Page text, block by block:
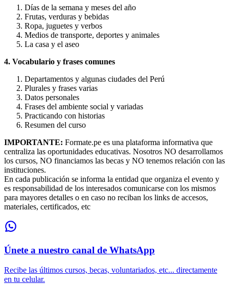
Días de la semana y meses del año
Frutas, verduras y bebidas
Ropa, juguetes y verbos
Medios de transporte, deportes y animales
La casa y el aseo
4. Vocabulario y frases comunes
Departamentos y algunas ciudades del Perú
Plurales y frases varias
Datos personales
Frases del ambiente social y variadas
Practicando con historias
Resumen del curso
IMPORTANTE: Formate.pe es una plataforma informativa que
centraliza las oportunidades educativas. Nosotros NO desarrollamos
los cursos, NO financiamos las becas y NO tenemos relación con las
instituciones.
En cada publicación se informa la entidad que organiza el evento y
es responsabilidad de los interesados comunicarse con los mismos
para mayores detalles o en caso no reciban los links de accesos,
materiales, certificados, etc
Únete a nuestro canal de WhatsApp
Recibe las últimos cursos, becas, voluntariados, etc... directamente
en tu celular.